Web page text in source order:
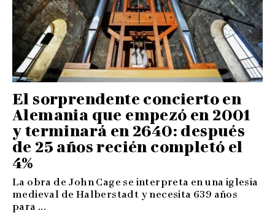
El sorprendente concierto en
Alemania que empezó en 2001
y terminará en 2640: después
de 25 años recién completó el
4%
La obra de John Cage se interpreta en una iglesia
medieval de Halberstadt y necesita 639 años
para ...